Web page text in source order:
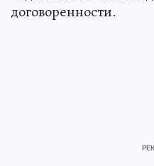
договоренности.